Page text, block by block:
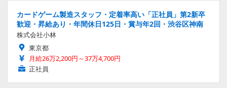
カードゲーム製造スタッフ・定着率高い「正社員」第2新卒
歓迎・昇給あり・年間休日125日・賞与年2回・渋谷区神南
株式会社小林
東京都
月給26万2,200円～37万4,700円
正社員